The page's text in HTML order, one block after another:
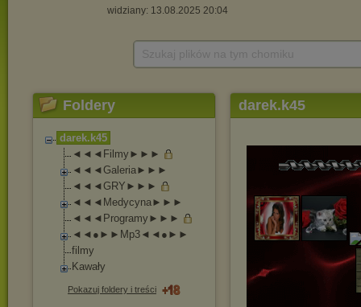
widziany: 13.08.2025 20:04
Foldery
darek.k45
◄◄◄Filmy►►►
◄◄◄Galeria►►►
◄◄◄GRY►►►
◄◄◄Medycyna►►►
◄◄◄Programy►►►
◄◄●►►Mp3◄◄●►►
filmy
Kawały
Pokazuj foldery i treści
darek.k45